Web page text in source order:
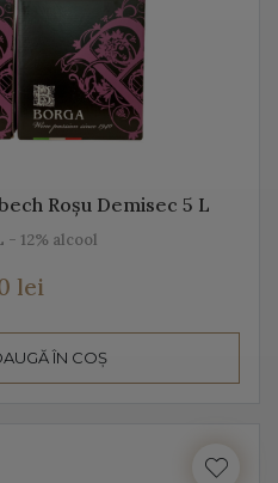
bucură pe cei ce îi cunosc
dar și pe cel de
de pe Vino Italia este
Italia aduce Prosecco la
unde este fabricat și asta
Roșu Demisec 5 L
- 12% alcool
lei
ÎN COȘ